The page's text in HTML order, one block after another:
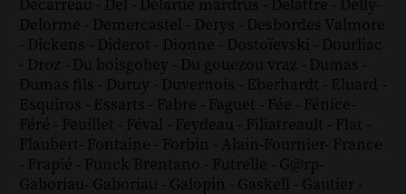
Decarreau - Del - Delarue mardrus - Delattre - Delly-
Delorme - Demercastel - Derys - Desbordes Valmore
- Dickens - Diderot - Dionne - Dostoïevski - Dourliac
- Droz - Du boisgobey - Du gouezou vraz - Dumas -
Dumas fils - Duruy - Duvernois - Eberhardt - Eluard -
Esquiros - Essarts - Fabre - Faguet - Fée - Fénice-
Féré - Feuillet - Féval - Feydeau - Filiatreault - Flat -
Flaubert- Fontaine - Forbin - Alain-Fournier- France
- Frapié - Funck Brentano - Futrelle - G@rp-
Gaboriau- Gaboriau - Galopin - Gaskell - Gautier -